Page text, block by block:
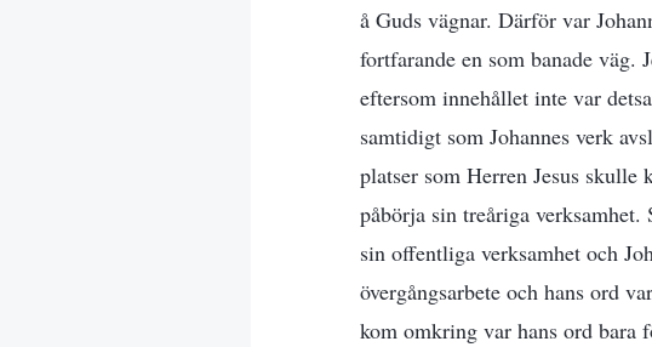
å Guds vägnar. Därför var
fortfarande en som banade väg.
eftersom innehållet inte var
samtidigt som Johannes verk
platser som Herren Jesus skulle
påbörja sin treåriga
sin offentliga verksamhet och
övergångsarbete och hans ord
kom omkring var hans ord